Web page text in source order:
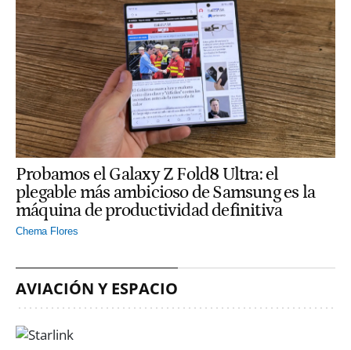
Probamos el Galaxy Z Fold8 Ultra: el
plegable más ambicioso de Samsung es la
máquina de productividad definitiva
Chema Flores
AVIACIÓN Y ESPACIO